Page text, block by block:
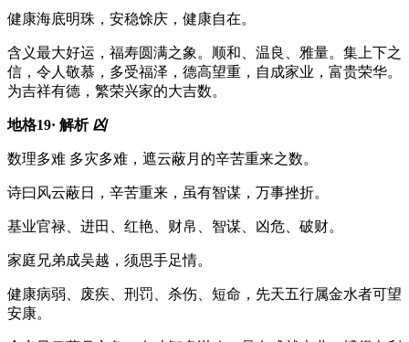
健康海底明珠，安稳馀庆，健康自在。
含义最大好运，福寿圆满之象。顺和、温良、雅量。集上下之
信，令人敬慕，多受福泽，德高望重，自成家业，富贵荣华。
为吉祥有德，繁荣兴家的大吉数。
地格19· 解析 凶
数理多难 多灾多难，遮云蔽月的辛苦重来之数。
诗曰风云蔽日，辛苦重来，虽有智谋，万事挫折。
基业官禄、进田、红艳、财帛、智谋、凶危、破财。
家庭 兄弟成吴越，须思手足情。
健康病弱、废疾、刑罚、杀伤、短命，先天五行属金水者可望
安康。